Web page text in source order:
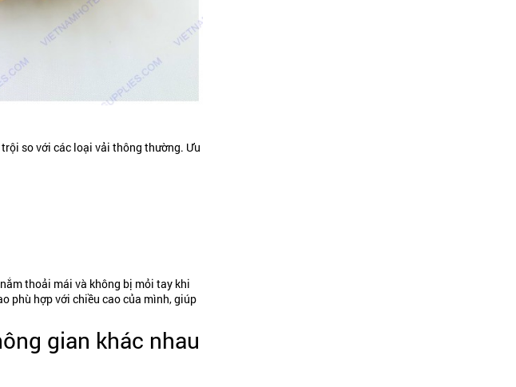
so với các loại vải thông thường. Ưu
thoải mái và không bị mỏi tay khi
phù hợp với chiều cao của mình, giúp
gian khác nhau